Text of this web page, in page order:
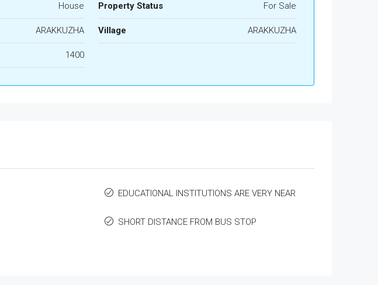
House Property Status For Sale
ARAKKUZHA Village ARAKKUZHA
1400
EDUCATIONAL INSTITUTIONS ARE VERY NEAR
SHORT DISTANCE FROM BUS STOP